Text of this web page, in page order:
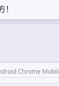
Chrome